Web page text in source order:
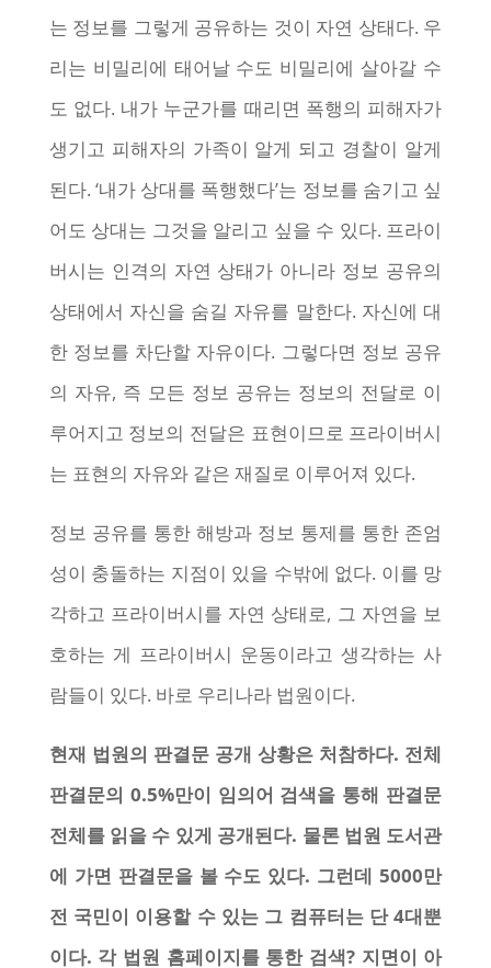
는 정보를 그렇게 공유하는 것이 자연 상태다. 우
리는 비밀리에 태어날 수도 비밀리에 살아갈 수
도 없다. 내가 누군가를 때리면 폭행의 피해자가
생기고 피해자의 가족이 알게 되고 경찰이 알게
된다. ‘내가 상대를 폭행했다’는 정보를 숨기고 싶
어도 상대는 그것을 알리고 싶을 수 있다. 프라이
버시는 인격의 자연 상태가 아니라 정보 공유의
상태에서 자신을 숨길 자유를 말한다. 자신에 대
한 정보를 차단할 자유이다. 그렇다면 정보 공유
의 자유, 즉 모든 정보 공유는 정보의 전달로 이
루어지고 정보의 전달은 표현이므로 프라이버시
는 표현의 자유와 같은 재질로 이루어져 있다.
정보 공유를 통한 해방과 정보 통제를 통한 존엄
성이 충돌하는 지점이 있을 수밖에 없다. 이를 망
각하고 프라이버시를 자연 상태로, 그 자연을 보
호하는 게 프라이버시 운동이라고 생각하는 사
람들이 있다. 바로 우리나라 법원이다.
현재 법원의 판결문 공개 상황은 처참하다. 전체
판결문의 0.5%만이 임의어 검색을 통해 판결문
전체를 읽을 수 있게 공개된다. 물론 법원 도서관
에 가면 판결문을 볼 수도 있다. 그런데 5000만
전 국민이 이용할 수 있는 그 컴퓨터는 단 4대뿐
이다. 각 법원 홈페이지를 통한 검색? 지면이 아